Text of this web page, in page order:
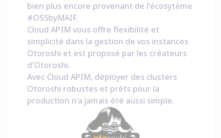
bien plus encore provenant de l'écosytème
#OSSbyMAIF.
Cloud APIM vous offre flexibilité et
simplicité dans la gestion de vos instances
Otoroshi et est proposé par les créateurs
d'Otoroshi.
Avec Cloud APIM, déployer des clusters
Otoroshi robustes et prêts pour la
production n'a jamais été aussi simple.